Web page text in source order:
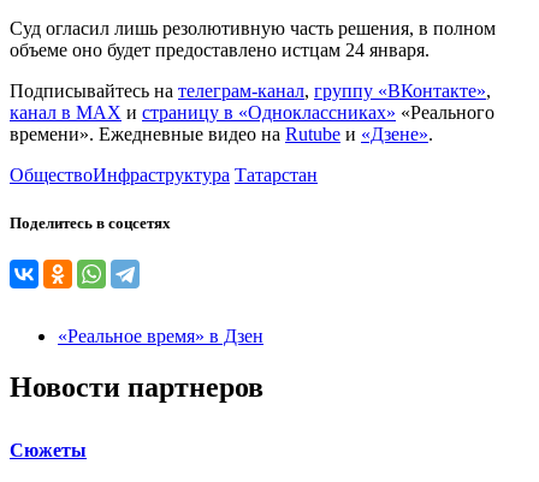
Суд огласил лишь резолютивную часть решения, в полном
объеме оно будет предоставлено истцам 24 января.
Подписывайтесь на телеграм-канал, группу «ВКонтакте»,
канал в MAX и страницу в «Одноклассниках» «Реального
времени». Ежедневные видео на Rutube и «Дзене».
ОбществоИнфраструктура Татарстан
Поделитесь в соцсетях
«Реальное время» в Дзен
Новости партнеров
Сюжеты